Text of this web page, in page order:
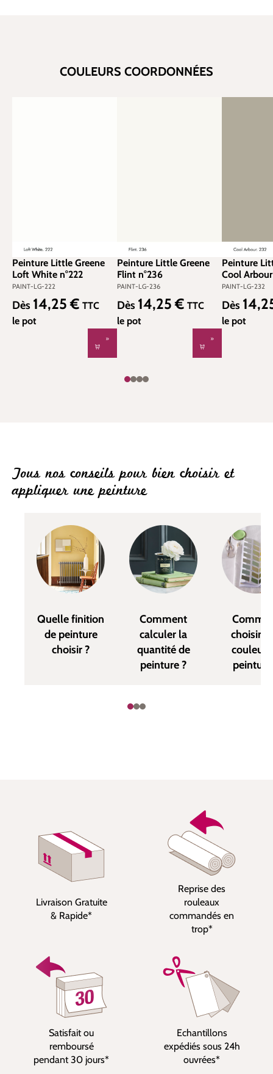
COULEURS COORDONNÉES
Peinture Little Greene
Loft White n°222
PAINT-LG-222
Prix régulier :
Dès 14,25 € TTC
le pot
Peinture Little Greene
Flint n°236
PAINT-LG-236
Prix régulier :
Dès 14,25 € TTC
le pot
Peinture
Cool
PAINT-LG-232
Prix
Dès
le pot
Tous nos conseils pour bien choisir et
appliquer une peinture
Quelle finition
de peinture
choisir ?
Comment
calculer la
quantité de
peinture ?
choisir
couleur
peinture
Livraison Gratuite
& Rapide*
Reprise des
rouleaux
commandés en
trop*
Satisfait ou
remboursé
pendant 30 jours*
Echantillons
expédiés sous 24h
ouvrées*